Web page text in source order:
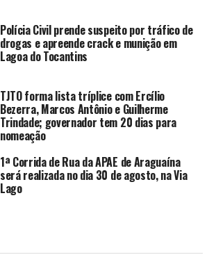
Polícia Civil prende suspeito por tráfico de
drogas e apreende crack e munição em
Lagoa do Tocantins
TJTO forma lista tríplice com Ercílio
Bezerra, Marcos Antônio e Guilherme
Trindade; governador tem 20 dias para
nomeação
1ª Corrida de Rua da APAE de Araguaína
será realizada no dia 30 de agosto, na Via
Lago